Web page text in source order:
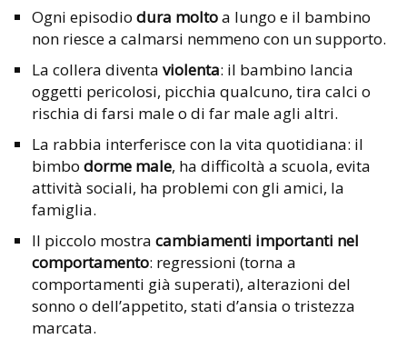
Ogni episodio dura moltoa lungo e il bambino
non riesce a calmarsi nemmeno con un supporto.
La collera diventa violenta: il bambino lancia
oggetti pericolosi, picchia qualcuno, tira calci o
rischia di farsi male o di far male agli altri.
La rabbia interferisce con la vita quotidiana: il
bimbo dorme male, ha difficoltà a scuola, evita
attività sociali, ha problemi con gli amici, la
famiglia.
Il piccolo mostra cambiamenti importanti nel
comportamento: regressioni (torna a
comportamenti già superati), alterazioni del
sonno o dell’appetito, stati d’ansia o tristezza
marcata.